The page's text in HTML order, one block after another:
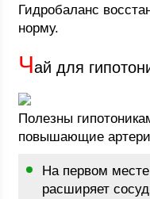
Гидробаланс
норму.
Чай для
Полезны
повышающие
На первом
расширяет